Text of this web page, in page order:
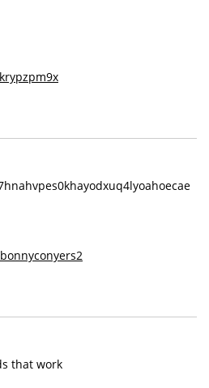
that work